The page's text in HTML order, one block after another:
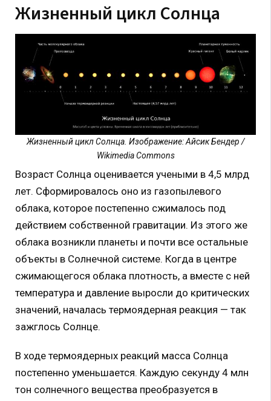
Жизненный цикл Солнца
Жизненный цикл Солнца. Изображение: Айсик Бендер /
Wikimedia Commons
Возраст Солнца оценивается учеными в 4,5 млрд
лет. Сформировалось оно из газопылевого
облака, которое постепенно сжималось под
действием собственной гравитации. Из этого же
облака возникли планеты и почти все остальные
объекты в Солнечной системе. Когда в центре
сжимающегося облака плотность, а вместе с ней
температура и давление выросли до критических
значений, началась термоядерная реакция — так
зажглось Солнце.
В ходе термоядерных реакций масса Солнца
постепенно уменьшается. Каждую секунду 4 млн
тон солнечного вещества преобразуется в